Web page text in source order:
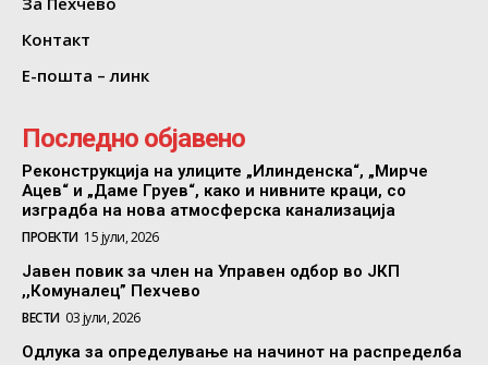
Контакт
Е-пошта – линк
Последно објавено
Реконструкција на улиците „Илинденска“, „Мирче
Ацев“ и „Даме Груев“, како и нивните краци, со
изградба на нова атмосферска канализација
ПРОЕКТИ 15 јули, 2026
Јавен повик за член на Управен одбор во ЈКП
,,Комуналец” Пехчево
ВЕСТИ 03 јули, 2026
Одлука за определување на начинот на распределба